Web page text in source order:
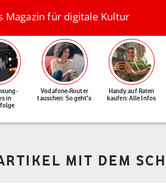
Magazin für digitale Kultur
in
Vodafone-Router
tauschen: So geht's
Handy auf Raten
kaufen: Alle Infos
MIT DEM